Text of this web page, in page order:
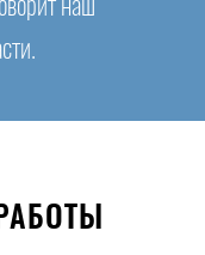
наш